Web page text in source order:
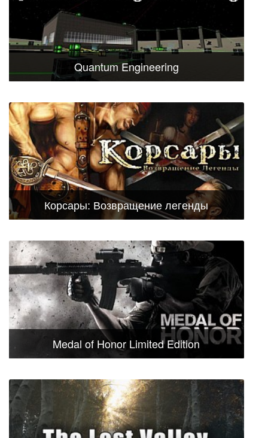
Quantum Engineering
Корсары: Возвращение легенды
Medal of Honor Limited Edition